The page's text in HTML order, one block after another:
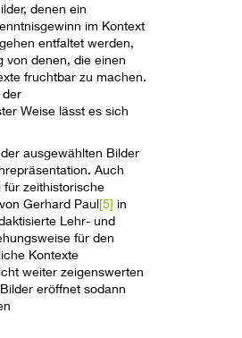
denen ein
im Kontext
entfaltet werden,
von denen, die einen
fruchtbar zu machen.
der
Weise lässt es sich
ausgewählten Bilder
Auch
für zeithistorische
Gerhard Paul[5] in
Lehr- und
für den
Kontexte
weiter zeigenswerten
eröffnet sodann